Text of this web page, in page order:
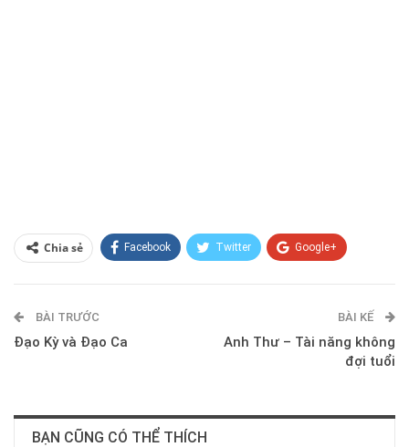
Chia sẻ Facebook Twitter Google+
E-mail
BÀI TRƯỚC
Đạo Kỳ và Đạo Ca
BÀI KẾ
Anh Thư – Tài năng không
đợi tuổi
BẠN CŨNG CÓ THỂ THÍCH